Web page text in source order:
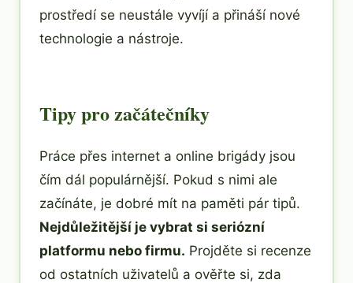
prostředí se neustále vyvíjí a přináší nové
technologie a nástroje.
Tipy pro začátečníky
Práce přes internet a online brigády jsou
čím dál populárnější. Pokud s nimi ale
začínáte, je dobré mít na paměti pár tipů.
Nejdůležitější je vybrat si seriózní
platformu nebo firmu. Projděte si recenze
od ostatních uživatelů a ověřte si, zda